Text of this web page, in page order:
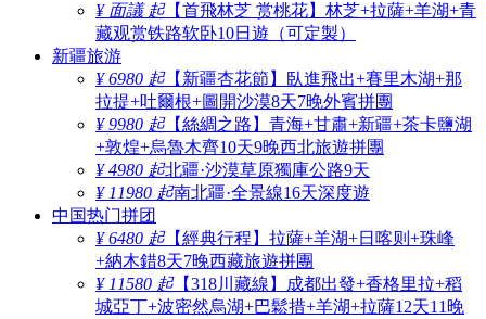
¥ 面議 起【首飛林芝 赏桃花】林芝+拉薩+羊湖+青
藏观赏铁路软卧10日遊（可定製）
新疆旅游
¥ 6980 起【新疆杏花節】臥進飛出+賽里木湖+那
拉提+吐爾根+圖開沙漠8天7晚外賓拼團
¥ 9980 起【絲綢之路】青海+甘肅+新疆+茶卡鹽湖
+敦煌+烏魯木齊10天9晚西北旅遊拼團
¥ 4980 起北疆·沙漠草原獨庫公路9天
¥ 11980 起南北疆·全景線16天深度遊
中国热门拼团
¥ 6480 起【經典行程】拉薩+羊湖+日喀则+珠峰
+納木錯8天7晚西藏旅遊拼團
¥ 11580 起【318川藏線】成都出發+香格里拉+稻
城亞丁+波密然烏湖+巴鬆措+羊湖+拉薩12天11晚